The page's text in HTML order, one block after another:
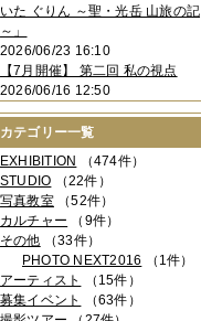
2023年02月（3件）
2023年01月
2022年12月 （3件）
2022年11月（2件）
2022年10月（4件）
2022年09月（2件）
2022年08月
（3件）
2022年07月（3件）
2022年05月（4件）
2022年04月（2件）
2022年03月
（5件）
2022年02月（3件）
2022年01月（3件）
2021年12月（2件）
2021年11月（3件）
2021年10月
（1件）
いた ぐりん ～聖・光岳 山旅の記
～」
2026/06/23 16:10
【7月開催】 第二回 私の視点
2026/06/16 12:50
カテゴリー一覧
EXHIBITION （474件）
STUDIO （22件）
写真教室（52件）
カルチャー （9件）
その他 （33件）
PHOTO NEXT2016 （1件）
アーティスト
（15件）
募集イベント
（63件）